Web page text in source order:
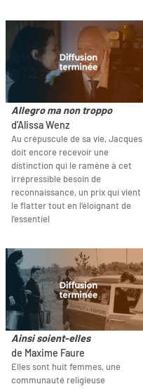
Allegro ma non troppo
d'Alissa Wenz
Au crépuscule de sa vie, Jacques
doit encore recevoir une
distinction qui le ramène à cet
irrépressible besoin de
reconnaissance, un prix qui vient
le flatter tout en l’éloignant de
l’essentiel
Ainsi soient-elles
de Maxime Faure
Elles sont huit femmes, une
communauté religieuse